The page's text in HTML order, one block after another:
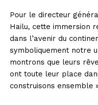
Pour le directeur
Hailu, cette immersion
dans l’avenir du
symboliquement notre
montrons que leurs
ont toute leur place
construisons ensemble